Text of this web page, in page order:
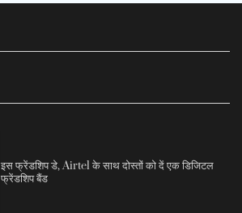
इस फ्रेंडशिप डे, Airtel के साथ दोस्तों को दें एक डिजिटल
फ्रेंडशिप बैंड